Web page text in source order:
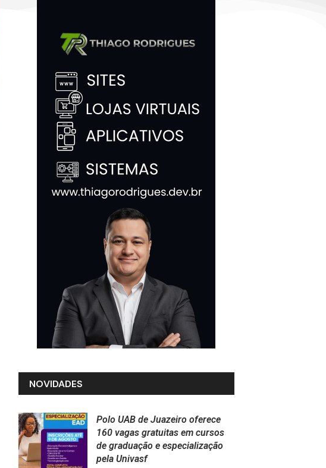
NOVIDADES
Polo UAB de Juazeiro oferece
160 vagas gratuitas em cursos
de graduação e especialização
pela Univasf